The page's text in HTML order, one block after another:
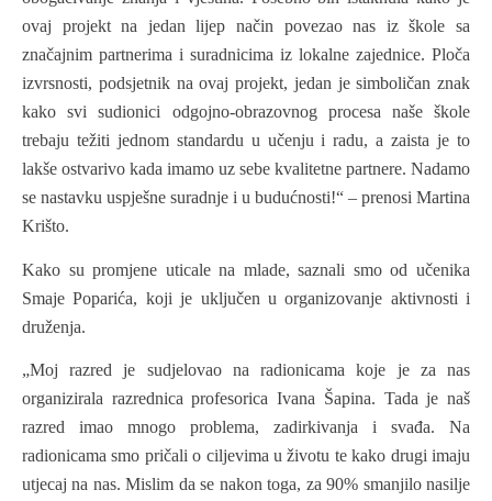
ovaj projekt na jedan lijep način povezao nas iz škole sa
značajnim partnerima i suradnicima iz lokalne zajednice. Ploča
izvrsnosti, podsjetnik na ovaj projekt, jedan je simboličan znak
kako svi sudionici odgojno-obrazovnog procesa naše škole
trebaju težiti jednom standardu u učenju i radu, a zaista je to
lakše ostvarivo kada imamo uz sebe kvalitetne partnere. Nadamo
se nastavku uspješne suradnje i u budućnosti!“ – prenosi Martina
Krišto.
Kako su promjene uticale na mlade, saznali smo od učenika
Smaje Poparića, koji je uključen u organizovanje aktivnosti i
druženja.
„Moj razred je sudjelovao na radionicama koje je za nas
organizirala razrednica profesorica Ivana Šapina. Tada je naš
razred imao mnogo problema, zadirkivanja i svađa. Na
radionicama smo pričali o ciljevima u životu te kako drugi imaju
utjecaj na nas. Mislim da se nakon toga, za 90% smanjilo nasilje